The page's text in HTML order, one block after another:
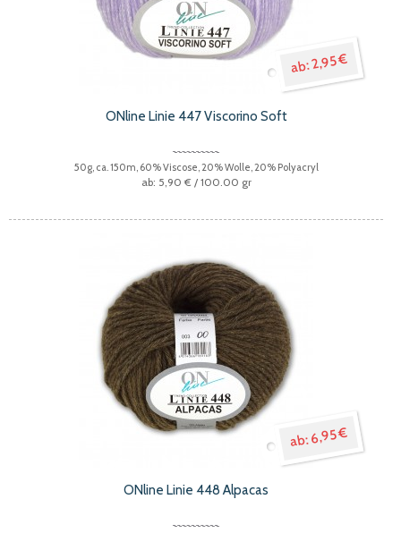
2,95 €
ONline Linie 447 Viscorino Soft
50g, ca. 150m, 60% Viscose, 20% Wolle, 20% Polyacryl
5,90 € / 100.00 gr
6,95 €
ONline Linie 448 Alpacas